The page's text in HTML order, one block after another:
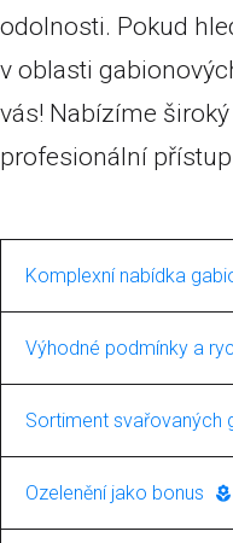
odolnosti. Pokud
v oblasti
vás! Nabízíme
profesionální
Komplexní nabídka
Naše společnost se
gabionových
nabízíme jak
To zajišťuje širokou
jednoduchých
Výhodné podmínky a
Ponosíme se
nabízíme výrobky
důležitá nejen
zákazníků s
Sortiment svařovaných
Máte zájem o
kompletní nabídku
Ozelenění jako bonus